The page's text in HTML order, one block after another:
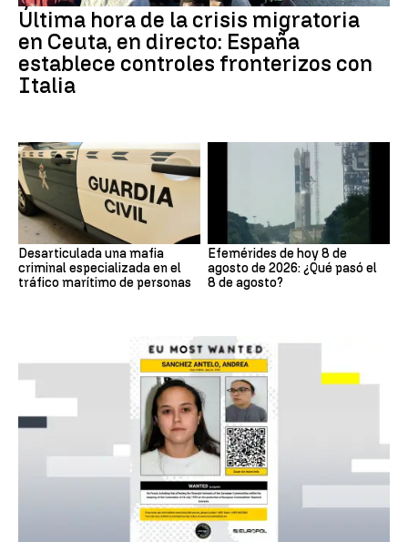
Última hora de la crisis migratoria
en Ceuta, en directo: España
establece controles fronterizos con
Italia
Desarticulada una mafia
criminal especializada en el
tráfico marítimo de personas
Efemérides de hoy 8 de
agosto de 2026: ¿Qué pasó el
8 de agosto?